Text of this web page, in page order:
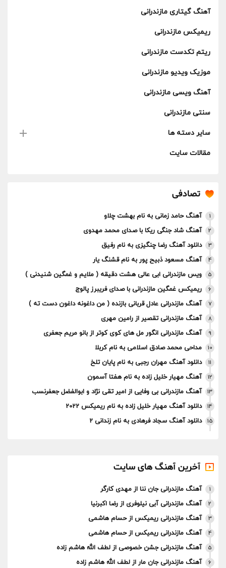
آهنگ گیتاری مازندرانی
ریمیکس مازندرانی
ریتم تکدست مازندرانی
موزیک ویدیو مازندرانی
آهنگ ویسی مازندرانی
سنتی مازندرانی
سایر دسته ها
مقالات سایت
تصادفی
1 آهنگ حامد زمانی به نام بهشت چلاو
2 آهنگ شاد جنگی ریکا با صدای محمد مهدوی
3 دانلود آهنگ رضا چنگیزی به نام رفیق
4 آهنگ مسعود ذبیح پور به نام قشنگ یار
5 ویس مازندرانی ابی عالی هشت دقیقه ( ملایم و غمگین شنیدنی )
6 ریمیکس غمگین مازندرانی با صدای فریبرز پالوج
7 آهنگ مازندرانی عادل قربانی بازنده ( من داغونه داغون دست ته )
8 آهنگ مازندرانی تقصیر از رامین مهری
9 آهنگ مازندرانی انگور مل های کوی کوتر از بانو مریم جعفری
10 مداحی محمد صادق اسلامی به نام کربلا
11 دانلود آهنگ مهران رجبی به نام پایان تلخ
12 آهنگ مهیار خلیل زاده به نام هفتا آسمون
13 آهنگ مازندرانی بی وفایی از امیر تقی نژاد و ابوالفضل جعفرنسب
14 دانلود آهنگ مهیار خلیل زاده به نام ریمیکس 2022
15 دانلود آهنگ سجاد فرهادی به نام زندانی 2
آخرین آهنگ های سایت
1 آهنگ مازندرانی جان ننا از مهدی کارگر
2 آهنگ مازندرانی آبی نیلوفری از رضا اکبرنیا
3 آهنگ مازندرانی ریمیکس از حسام هاشمی
4 آهنگ مازندرانی ریمیکس از حسام هاشمی
5 آهنگ مازندرانی جشن خصوصی از لطف الله هاشم زاده
6 آهنگ مازندرانی جان مار از لطف الله هاشم زاده